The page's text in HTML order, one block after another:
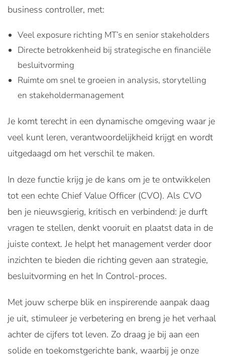
business controller, met:
Veel exposure richting MT’s en senior stakeholders
Directe betrokkenheid bij strategische en financiële
besluitvorming
Ruimte om snel te groeien in analysis, storytelling
en stakeholdermanagement
Je komt terecht in een dynamische omgeving waar je
veel kunt leren, verantwoordelijkheid krijgt en wordt
uitgedaagd om het verschil te maken.
In deze functie krijg je de kans om je te ontwikkelen
tot een echte Chief Value Officer (CVO). Als CVO
ben je nieuwsgierig, kritisch en verbindend: je durft
vragen te stellen, denkt vooruit en plaatst data in de
juiste context. Je helpt het management verder door
inzichten te bieden die richting geven aan strategie,
besluitvorming en het In Control-proces.
Met jouw scherpe blik en inspirerende aanpak daag
je uit, stimuleer je verbetering en breng je het verhaal
achter de cijfers tot leven. Zo draag je bij aan een
solide en toekomstgerichte bank, waarbij je onze